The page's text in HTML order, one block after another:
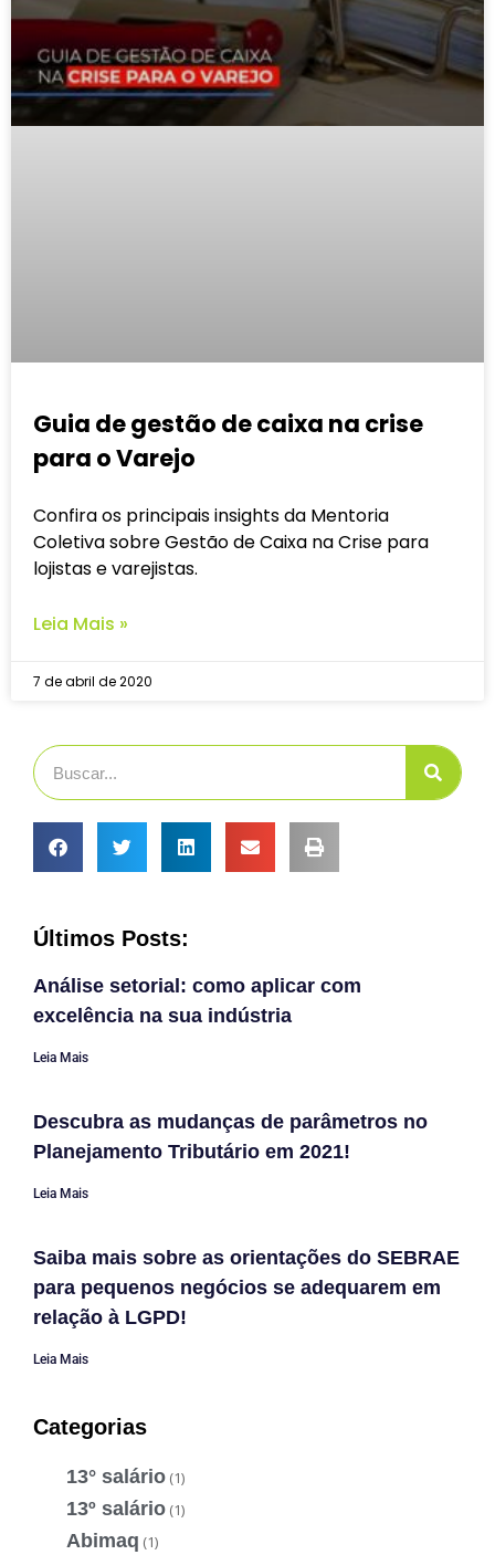
Guia de gestão de caixa na crise
para o Varejo
Confira os principais insights da Mentoria
Coletiva sobre Gestão de Caixa na Crise para
lojistas e varejistas.
Leia Mais »
7 de abril de 2020
Últimos Posts:
Análise setorial: como aplicar com
excelência na sua indústria
Leia Mais
Descubra as mudanças de parâmetros no
Planejamento Tributário em 2021!
Leia Mais
Saiba mais sobre as orientações do SEBRAE
para pequenos negócios se adequarem em
relação à LGPD!
Leia Mais
Categorias
13° salário (1)
13º salário (1)
Abimaq (1)